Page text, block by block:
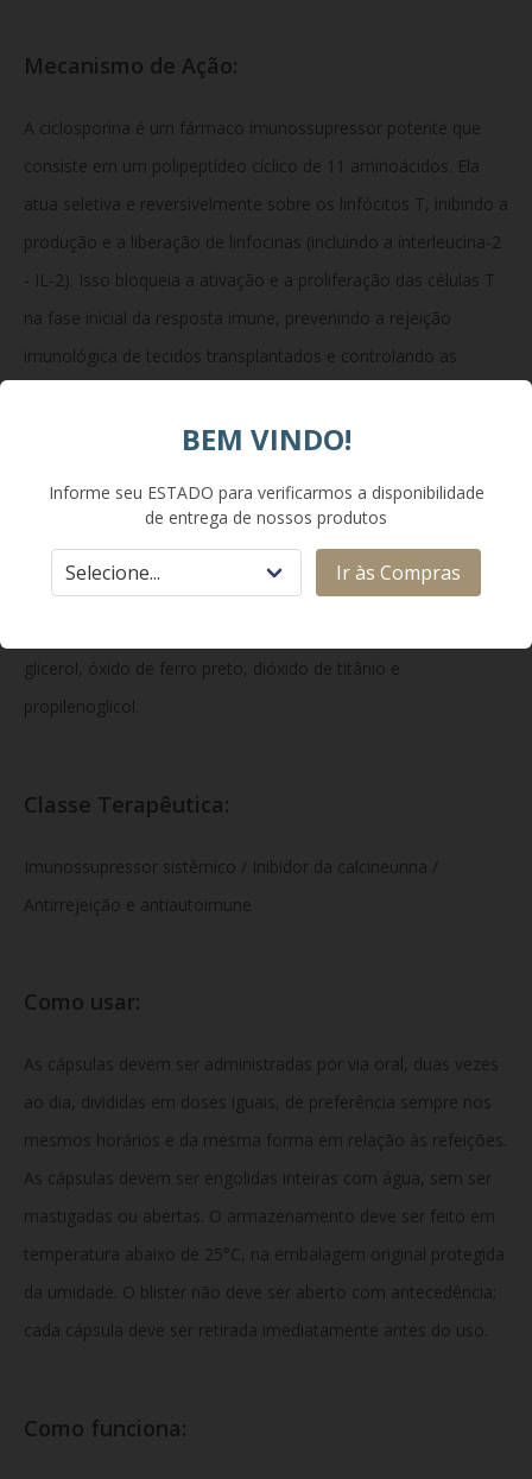
Mecanismo de Ação:
A ciclosporina é um fármaco imunossupressor potente que
consiste em um polipeptídeo cíclico de 11 aminoácidos. Ela
atua seletiva e reversivelmente sobre os linfócitos T, inibindo a
produção e a liberação de linfocinas (incluindo a interleucina-2
- IL-2). Isso bloqueia a ativação e a proliferação das células T
na fase inicial da resposta imune, prevenindo a rejeição
imunológica de tecidos transplantados e controlando as
Composição:
Cada cápsula gelatinosa mole contém 100 mg de ciclosporina.
Excipientes: alfa-tocoferol, óleo de milho glicerídeos,
glicerol, óxido de ferro preto, dióxido de titânio e
propilenoglicol.
Classe Terapêutica:
Imunossupressor sistêmico / Inibidor da calcineurina /
Antirrejeição e antiautoimune
Como usar:
As cápsulas devem ser administradas por via oral, duas vezes
ao dia, divididas em doses iguais, de preferência sempre nos
mesmos horários e da mesma forma em relação às refeições.
As cápsulas devem ser engolidas inteiras com água, sem ser
mastigadas ou abertas. O armazenamento deve ser feito em
temperatura abaixo de 25°C, na embalagem original protegida
da umidade. O blister não deve ser aberto com antecedência;
cada cápsula deve ser retirada imediatamente antes do uso.
Como funciona:
BEM VINDO!
Informe seu ESTADO para verificarmos a disponibilidade
de entrega de nossos produtos
Ir às Compras